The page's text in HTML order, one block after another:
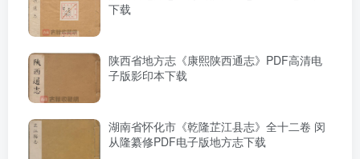
下载
陕西省地方志《康熙陕西通志》PDF高清电
子版影印本下载
湖南省怀化市《乾隆芷江县志》全十二卷 闵
从隆纂修PDF电子版地方志下载